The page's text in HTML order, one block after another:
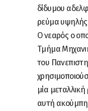
δίδυμου
ρεύμα υψηλής
Ο νεαρός ο
Τμήμα
του
μία
αυτή